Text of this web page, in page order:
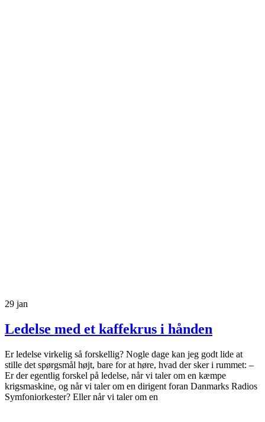
29 jan
Ledelse med et kaffekrus i hånden
Er ledelse virkelig så forskellig? Nogle dage kan jeg godt lide at
stille det spørgsmål højt, bare for at høre, hvad der sker i rummet: –
Er der egentlig forskel på ledelse, når vi taler om en kæmpe
krigsmaskine, og når vi taler om en dirigent foran Danmarks Radios
Symfoniorkester? Eller når vi taler om en